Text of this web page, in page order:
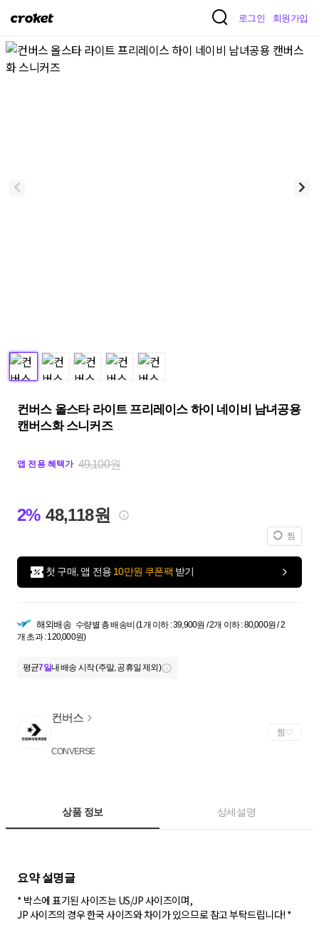
크
켓
로그인 회원가입
컨버스 올스타 라이트 프리레이스 하이 네이비 남녀공용
캔버스화 스니커즈
앱 전용 혜택가 49,100원
2% 48,118원
찜
첫 구매, 앱 전용 10만원 쿠폰팩 받기
해외배송 수량별 총 배송비 (1개 이하 : 39,900원 / 2개 이하 : 80,000원 / 2
개 초과 : 120,000원)
평균7일내 배송 시작 (주말, 공휴일 제외)
컨버스
CONVERSE
찜
상품 정보 상세설명
요약 설명글
* 박스에 표기된 사이즈는 US/JP 사이즈이며,
JP 사이즈의 경우 한국 사이즈와 차이가 있으므로 참고 부탁드립니다! *